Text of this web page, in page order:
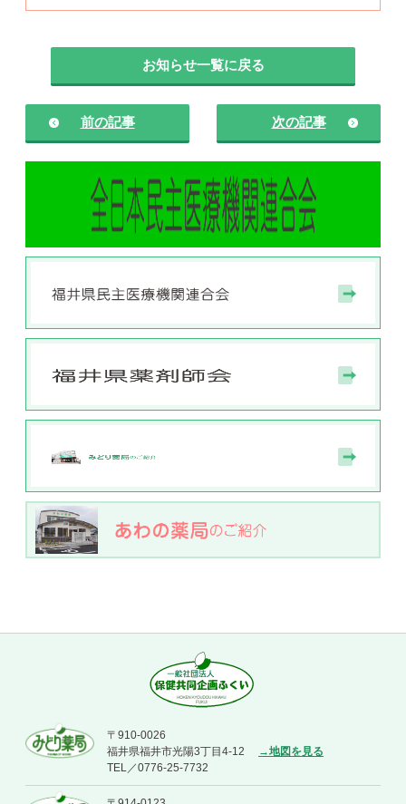
お知らせ一覧に戻る
前の記事 次の記事
〒910-0026
福井県福井市光陽3丁目4-12
→地図を見る
TEL／0776-25-7732